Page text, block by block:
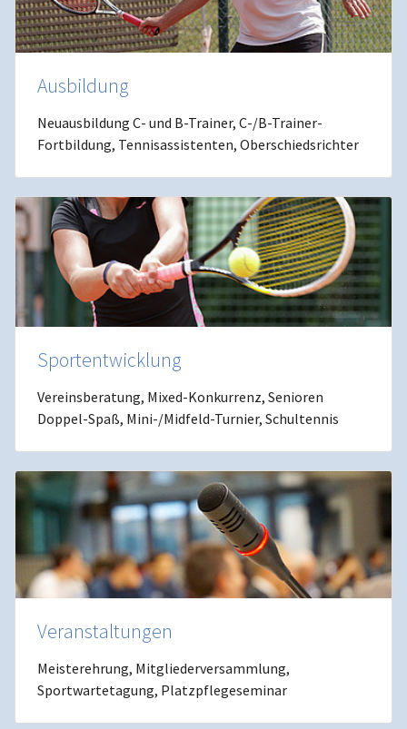
Ausbildung
Neuausbildung C- und B-Trainer, C-/B-Trainer-
Fortbildung, Tennisassistenten, Oberschiedsrichter
Sportentwicklung
Vereinsberatung, Mixed-Konkurrenz, Senioren
Doppel-Spaß, Mini-/Midfeld-Turnier, Schultennis
Veranstaltungen
Meisterehrung, Mitgliederversammlung,
Sportwartetagung, Platzpflegeseminar